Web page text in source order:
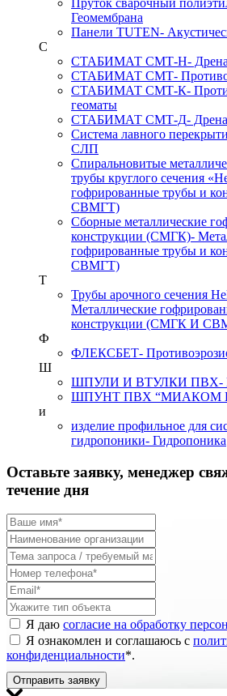
Геомембрана
Панели TUTEN-
С
СТАБИМАТ СМТ-Н-
СТАБИМАТ СМТ-
СТАБИМАТ СМТ-К-
геоматы
СТАБИМАТ СМТ-Д-
Система лавного
СЛП
Спиральновитые
трубы круглого сечения
гофрированные трубы и
СВМГТ)
Сборные металлические
конструкции (СМГК)-
гофрированные трубы и
СВМГТ)
Т
Трубы арочного сечения
Металлические
конструкции (СМГК И
Ф
ФЛЕКСБЕТ-
Ш
ШПУЛИ И ВТУЛКИ ПВХ-
ШПУНТ ПВХ “МИАКОМ
и
изделие профильное для
гидропоники- Гидропоника
Оставьте заявку, менеджер
течение дня
Я даю согласие на обработку
Я ознакомлен и соглашаюсь с
конфиденциальности*.
Отправить заявку